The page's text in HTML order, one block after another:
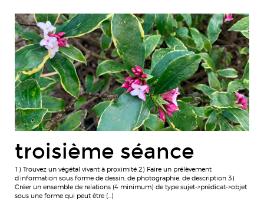
troisième séance
1) Trouvez un végétal vivant à proximité 2) Faire un prélèvement
d’information sous forme de dessin, de photographie, de description 3)
Créer un ensemble de relations (4 minimum) de type sujet->prédicat->objet
sous une forme qui peut être (…)